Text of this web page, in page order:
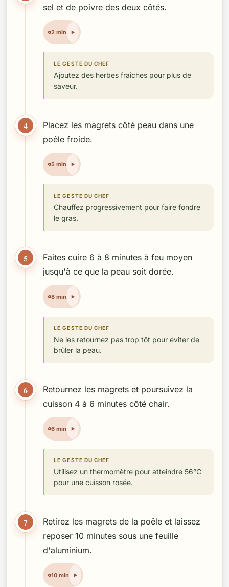
sel et de poivre des deux côtés.
2 min
LE GESTE DU CHEF
Ajoutez des herbes fraîches pour plus de
saveur.
4
Placez les magrets côté peau dans une
poêle froide.
5 min
LE GESTE DU CHEF
Chauffez progressivement pour faire fondre
le gras.
5
Faites cuire 6 à 8 minutes à feu moyen
jusqu'à ce que la peau soit dorée.
8 min
LE GESTE DU CHEF
Ne les retournez pas trop tôt pour éviter de
brûler la peau.
6
Retournez les magrets et poursuivez la
cuisson 4 à 6 minutes côté chair.
6 min
LE GESTE DU CHEF
Utilisez un thermomètre pour atteindre 56°C
pour une cuisson rosée.
7
Retirez les magrets de la poêle et laissez
reposer 10 minutes sous une feuille
d'aluminium.
10 min